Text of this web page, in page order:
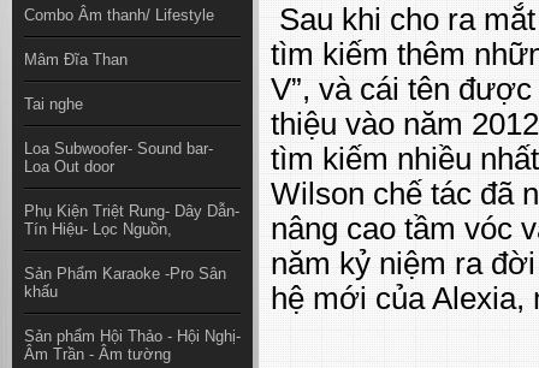
Combo Âm thanh/ Lifestyle
Mâm Đĩa Than
Tai nghe
Loa Subwoofer- Sound bar-
Loa Out door
Phụ Kiện Triệt Rung- Dây Dẫn-
Tín Hiệu- Lọc Nguồn,
Sản Phẩm Karaoke -Pro Sân
khấu
Sản phẩm Hội Thảo - Hội Nghị-
Âm Trần - Âm tường
Sau khi cho ra
tìm kiếm thêm
V”, và cái tên
thiệu vào năm
tìm kiếm nhiều
Wilson chế tác đã
nâng cao tầm vóc
năm kỷ niệm ra
hệ mới của